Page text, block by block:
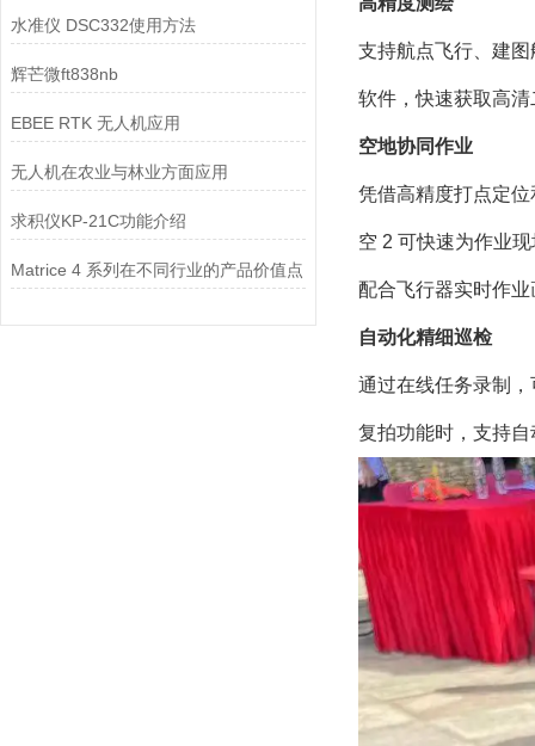
水准仪 DSC332使用方法
辉芒微ft838nb
EBEE RTK 无人机应用
无人机在农业与林业方面应用
求积仪KP-21C功能介绍
Matrice 4 系列在不同行业的产品价值点
支持航点飞行、建
软件，快速获取高
空地协同作业
凭借高精度打点定
空 2 可快速为作业
配合飞行器实时作
自动化精细巡检
通过在线任务录制
复拍功能时，支持